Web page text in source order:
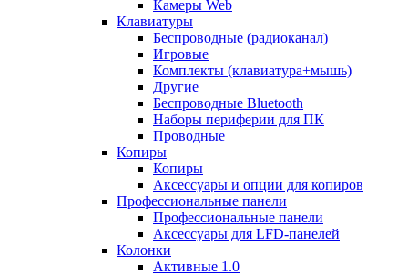
Камеры Web
Клавиатуры
Беспроводные (радиоканал)
Игровые
Комплекты (клавиатура+мышь)
Другие
Беспроводные Bluetooth
Наборы периферии для ПК
Проводные
Копиры
Копиры
Аксессуары и опции для копиров
Профессиональные панели
Профессиональные панели
Аксессуары для LFD-панелей
Колонки
Активные 1.0